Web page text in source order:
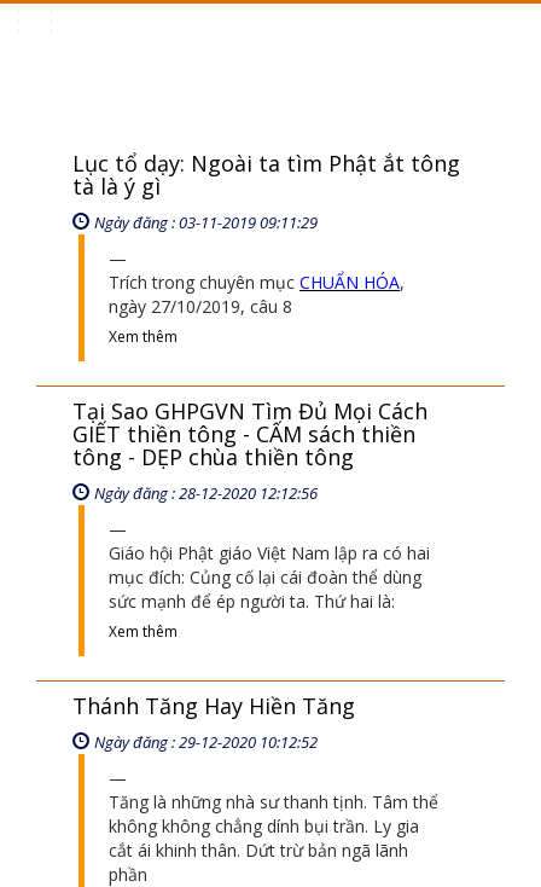
Lục tổ dạy: Ngoài ta tìm Phật ắt tông
tà là ý gì
Ngày đăng : 03-11-2019 09:11:29
Trích trong chuyên mục CHUẨN HÓA,
ngày 27/10/2019, câu 8
Xem thêm
Tại Sao GHPGVN Tìm Đủ Mọi Cách
GIẾT thiền tông - CẤM sách thiền
tông - DẸP chùa thiền tông
Ngày đăng : 28-12-2020 12:12:56
Giáo hội Phật giáo Việt Nam lập ra có hai
mục đích: Củng cố lại cái đoàn thể dùng
sức mạnh để ép người ta. Thứ hai là:
Xem thêm
Thánh Tăng Hay Hiền Tăng
Ngày đăng : 29-12-2020 10:12:52
Tăng là những nhà sư thanh tịnh. Tâm thể
không không chẳng dính bụi trần. Ly gia
cắt ái khinh thân. Dứt trừ bản ngã lãnh
phần